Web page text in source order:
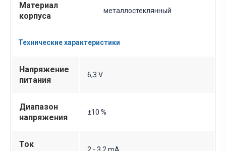
Материал
корпуса
металлостеклянный
Технические характеристики
Напряжение
питания
6,3 V
Диапазон
напряжения
±10 %
Ток